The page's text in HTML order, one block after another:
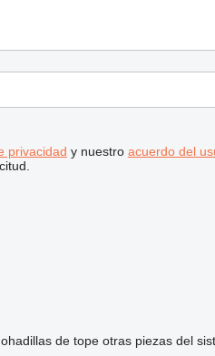
privacidad y nuestro acuerdo del
de tope otras piezas del